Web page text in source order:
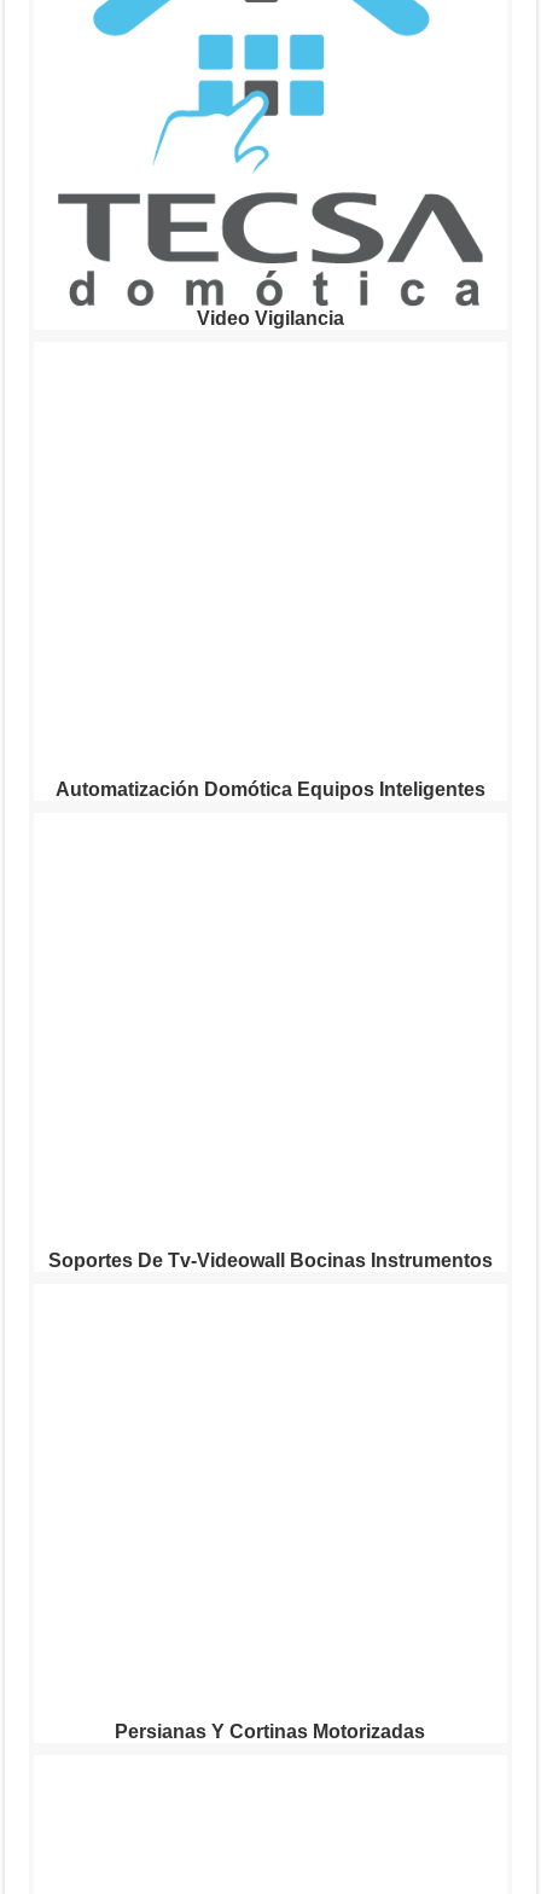
Video Vigilancia
Automatización Domótica Equipos Inteligentes
Soportes De Tv-Videowall Bocinas Instrumentos
Persianas Y Cortinas Motorizadas